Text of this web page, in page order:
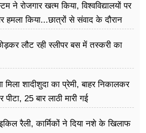
रोजगार खत्म किया, विश्वविद्यालयों पर
किया...छात्रों से संवाद के दौरान
लौट रही स्लीपर बस में तस्करी का
शादीशुदा का प्रेमी, बाहर निकालकर
25 बार लाठी मारी गई
रैली, कार्मिकों ने दिया नशे के खिलाफ